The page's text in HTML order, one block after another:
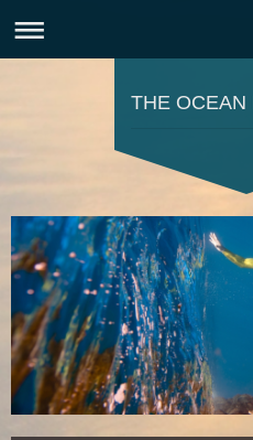
THE OCEAN